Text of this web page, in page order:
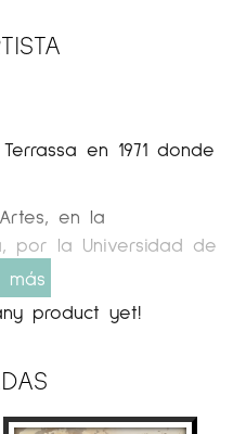
en 1971 donde
en la
por la Universidad de
en construcción.
más
product yet!